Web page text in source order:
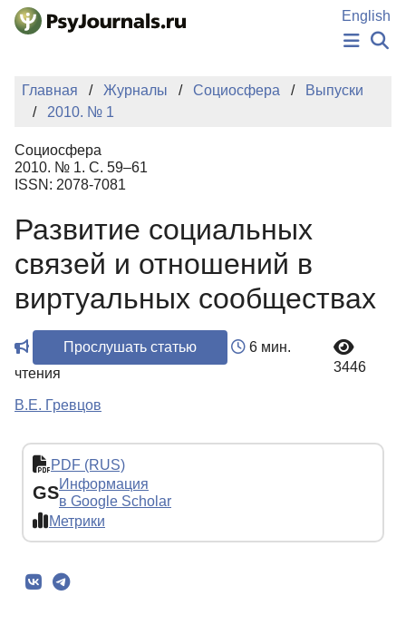
Перейти к основному содержанию
English
НОВОСТИ
Главная Журналы Социосфера
Выпуски
2010. № 1
Социосфера
2010. № 1. С. 59–61
ISSN: 2078-7081
Развитиe социальных
связей и отношений в
виртуальных сообществах
Прослушать статью
6 мин.
чтения
3446
В.Е. Гревцов
PDF (RUS)
GSИнформация
в Google Scholar
Метрики